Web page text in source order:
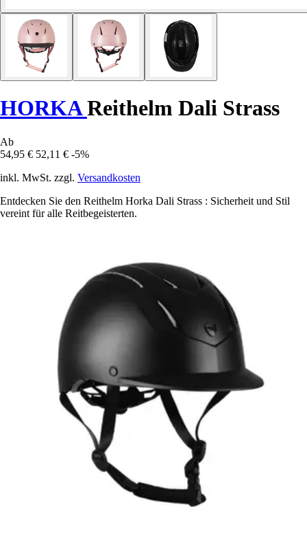
HORKAReithelm Dali Strass
Ab
54,95 € 52,11 € -5%
inkl. MwSt. zzgl. Versandkosten
Entdecken Sie den Reithelm Horka Dali Strass : Sicherheit und Stil
vereint für alle Reitbegeisterten.